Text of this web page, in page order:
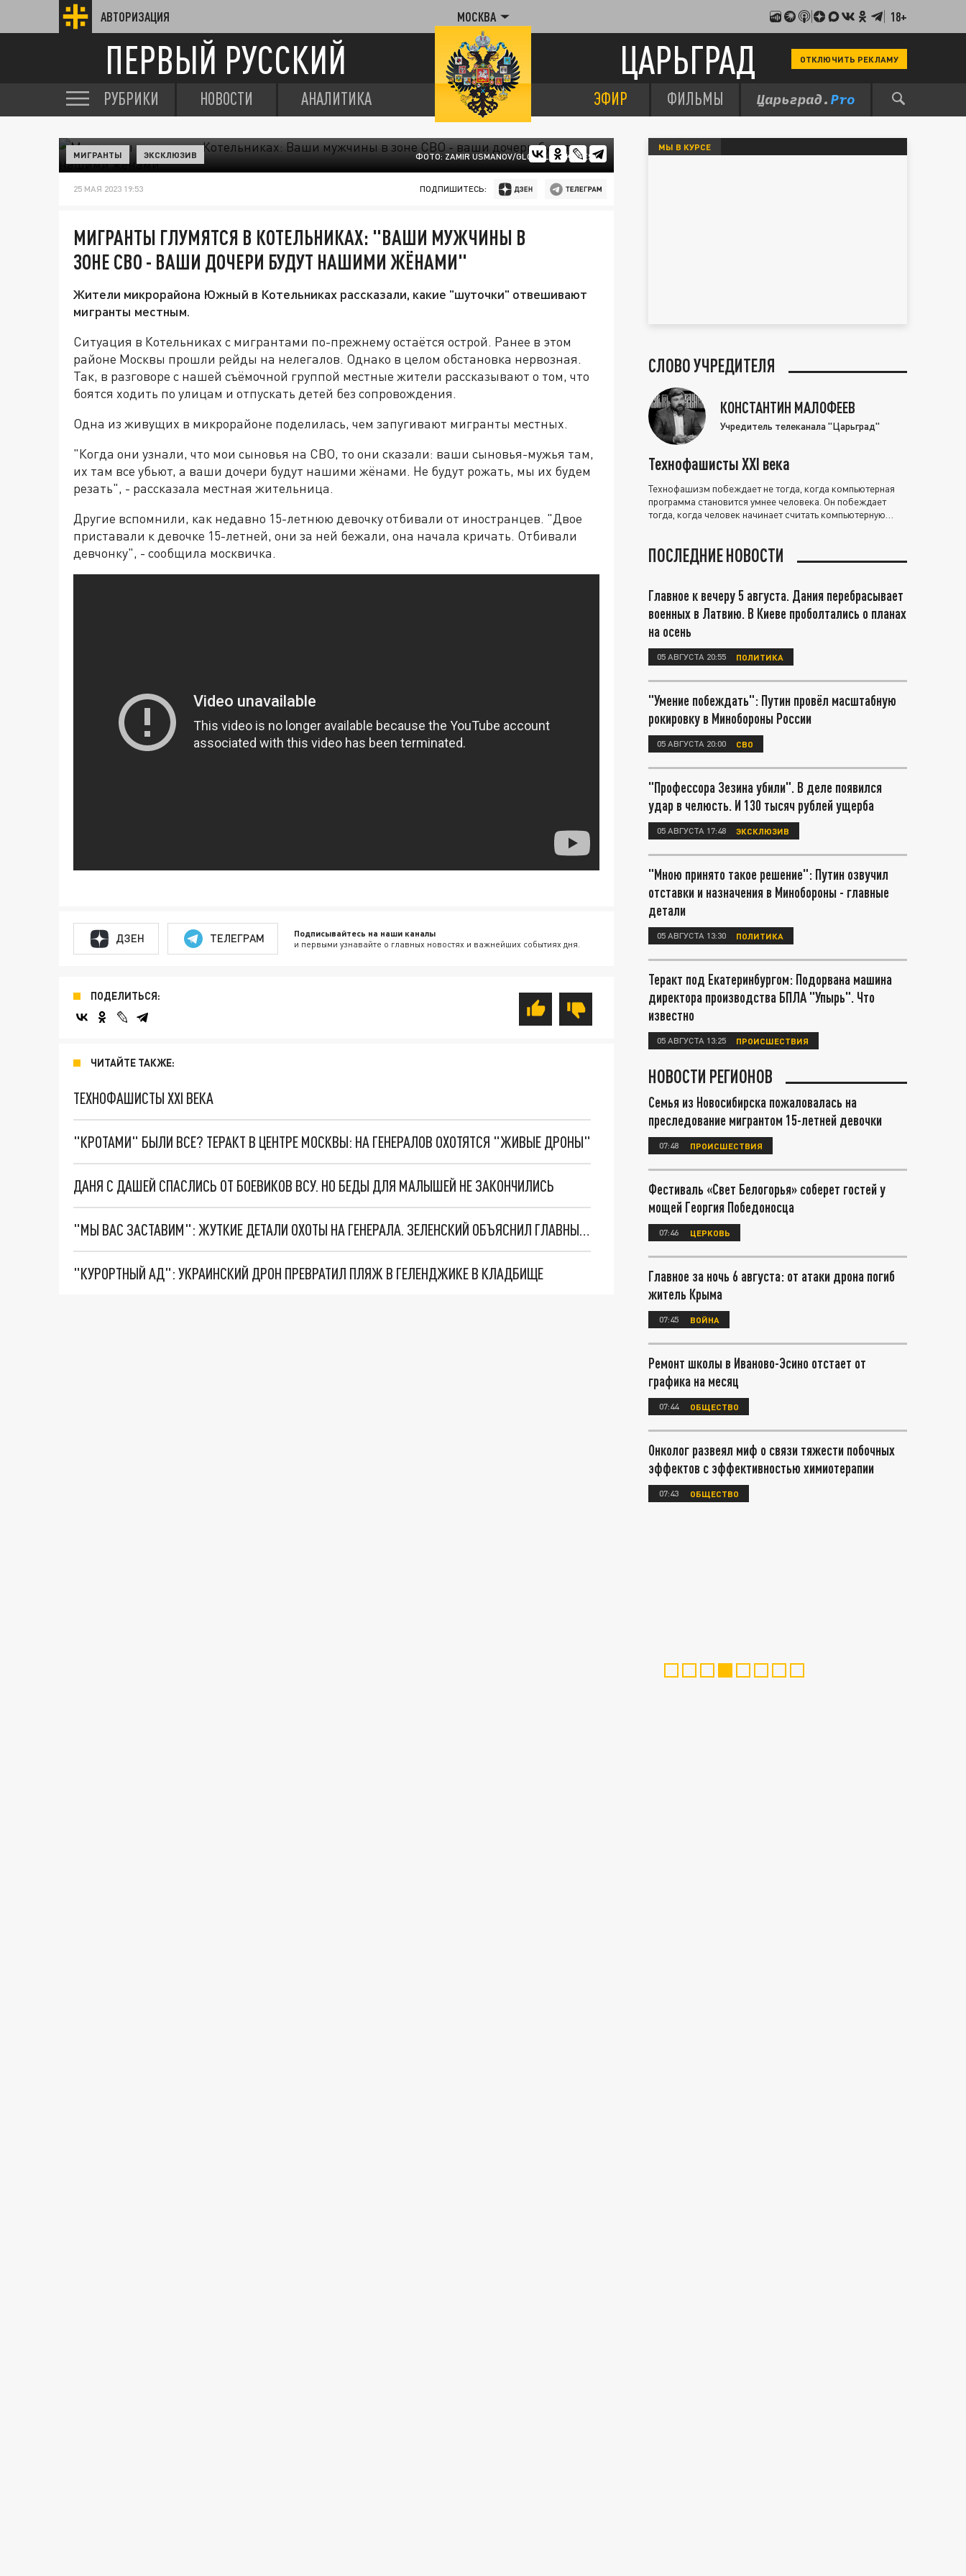
АВТОРИЗАЦИЯ МОСКВА 18+
ПЕРВЫЙ РУССКИЙ ЦАРЬГРАД ОТКЛЮЧИТЬ РЕКЛАМУ
РУБРИКИ НОВОСТИ АНАЛИТИКА ЭФИР ФИЛЬМЫ
ФОТО: ZAMIR USMANOV/GLOBALLOOKPRESS
МИГРАНТЫ ЭКСКЛЮЗИВ
25 МАЯ 2023 19:53 ПОДПИШИТЕСЬ:
МИГРАНТЫ ГЛУМЯТСЯ В КОТЕЛЬНИКАХ: "ВАШИ МУЖЧИНЫ В
ЗОНЕ СВО - ВАШИ ДОЧЕРИ БУДУТ НАШИМИ ЖЁНАМИ"
Жители микрорайона Южный в Котельниках рассказали, какие "шуточки" отвешивают
мигранты местным.
Ситуация в Котельниках с мигрантами по-прежнему остаётся острой. Ранее в этом
районе Москвы прошли рейды на нелегалов. Однако в целом обстановка нервозная.
Так, в разговоре с нашей съёмочной группой местные жители рассказывают о том, что
боятся ходить по улицам и отпускать детей без сопровождения.
Одна из живущих в микрорайоне поделилась, чем запугивают мигранты местных.
"Когда они узнали, что мои сыновья на СВО, то они сказали: ваши сыновья-мужья там,
их там все убьют, а ваши дочери будут нашими жёнами. Не будут рожать, мы их будем
резать", - рассказала местная жительница.
Другие вспомнили, как недавно 15-летнюю девочку отбивали от иностранцев. "Двое
приставали к девочке 15-летней, они за ней бежали, она начала кричать. Отбивали
девчонку", - сообщила москвичка.
ДЗЕН ТЕЛЕГРАМ Подписывайтесь на наши каналы
и первыми узнавайте о главных новостях и важнейших событиях дня.
ПОДЕЛИТЬСЯ:
ЧИТАЙТЕ ТАКЖЕ:
ТЕХНОФАШИСТЫ XXI ВЕКА
"КРОТАМИ" БЫЛИ ВСЕ? ТЕРАКТ В ЦЕНТРЕ МОСКВЫ: НА ГЕНЕРАЛОВ ОХОТЯТСЯ "ЖИВЫЕ ДРОНЫ"
ДАНЯ С ДАШЕЙ СПАСЛИСЬ ОТ БОЕВИКОВ ВСУ. НО БЕДЫ ДЛЯ МАЛЫШЕЙ НЕ ЗАКОНЧИЛИСЬ
"МЫ ВАС ЗАСТАВИМ": ЖУТКИЕ ДЕТАЛИ ОХОТЫ НА ГЕНЕРАЛА. ЗЕЛЕНСКИЙ ОБЪЯСНИЛ ГЛАВНЫЙ СМЫСЛ ТЕРАКТА В ЦЕНТРЕ МОСКВЫ
"КУРОРТНЫЙ АД": УКРАИНСКИЙ ДРОН ПРЕВРАТИЛ ПЛЯЖ В ГЕЛЕНДЖИКЕ В КЛАДБИЩЕ
МЫ В КУРСЕ
СЛОВО УЧРЕДИТЕЛЯ
КОНСТАНТИН МАЛОФЕЕВ
Учредитель телеканала "Царьград"
Технофашисты XXI века
Технофашизм побеждает не тогда, когда компьютерная
программа становится умнее человека. Он побеждает
тогда, когда человек начинает считать компьютерную
ПОСЛЕДНИЕ НОВОСТИ
Главное к вечеру 5 августа. Дания перебрасывает
военных в Латвию. В Киеве проболтались о планах
на осень
05 АВГУСТА 20:55 ПОЛИТИКА
"Умение побеждать": Путин провёл масштабную
рокировку в Минобороны России
05 АВГУСТА 20:00 СВО
"Профессора Зезина убили". В деле появился
удар в челюсть. И 130 тысяч рублей ущерба
05 АВГУСТА 17:48 ЭКСКЛЮЗИВ
"Мною принято такое решение": Путин озвучил
отставки и назначения в Минобороны - главные
детали
05 АВГУСТА 13:30 ПОЛИТИКА
Теракт под Екатеринбургом: Подорвана машина
директора производства БПЛА "Упырь". Что
известно
05 АВГУСТА 13:25 ПРОИСШЕСТВИЯ
НОВОСТИ РЕГИОНОВ
Семья из Новосибирска пожаловалась на
преследование мигрантом 15-летней девочки
07:48 ПРОИСШЕСТВИЯ
Фестиваль «Свет Белогорья» соберет гостей у
мощей Георгия Победоносца
07:46 ЦЕРКОВЬ
Главное за ночь 6 августа: от атаки дрона погиб
житель Крыма
07:45 ВОЙНА
Ремонт школы в Иваново-Эсино отстает от
графика на месяц
07:44 ОБЩЕСТВО
Онколог развеял миф о связи тяжести побочных
эффектов с эффективностью химиотерапии
07:43 ОБЩЕСТВО